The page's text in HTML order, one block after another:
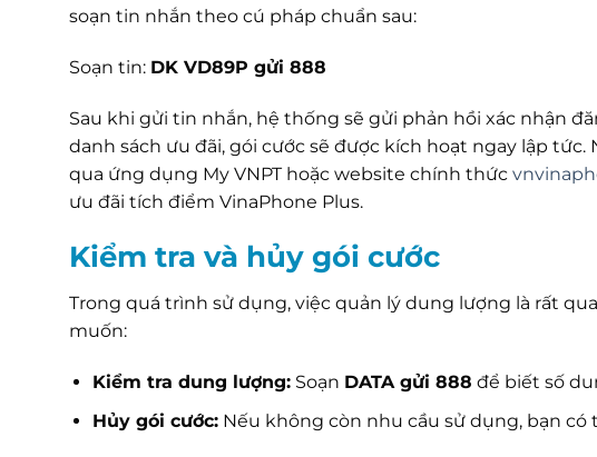
soạn tin nhắn theo cú pháp chuẩn sau:
Soạn tin: DK VD89P gửi 888
Sau khi gửi tin nhắn, hệ thống sẽ gửi phản hồi xác nhận
danh sách ưu đãi, gói cước sẽ được kích hoạt ngay lập
qua ứng dụng My VNPT hoặc website chính thức
ưu đãi tích điểm VinaPhone Plus.
Kiểm tra và hủy gói cước
Trong quá trình sử dụng, việc quản lý dung lượng là rất
muốn:
Kiểm tra dung lượng:Soạn DATA gửi 888 để biết số
Hủy gói cước:Nếu không còn nhu cầu sử dụng, bạn có